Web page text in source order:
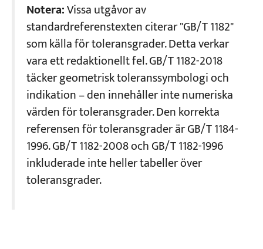
Notera:Vissa utgåvor av
standardreferenstexten citerar "GB/T 1182"
som källa för toleransgrader. Detta verkar
vara ett redaktionellt fel. GB/T 1182-2018
täcker geometrisk toleranssymbologi och
indikation – den innehåller inte numeriska
värden för toleransgrader. Den korrekta
referensen för toleransgrader är GB/T 1184-
1996. GB/T 1182-2008 och GB/T 1182-1996
inkluderade inte heller tabeller över
toleransgrader.